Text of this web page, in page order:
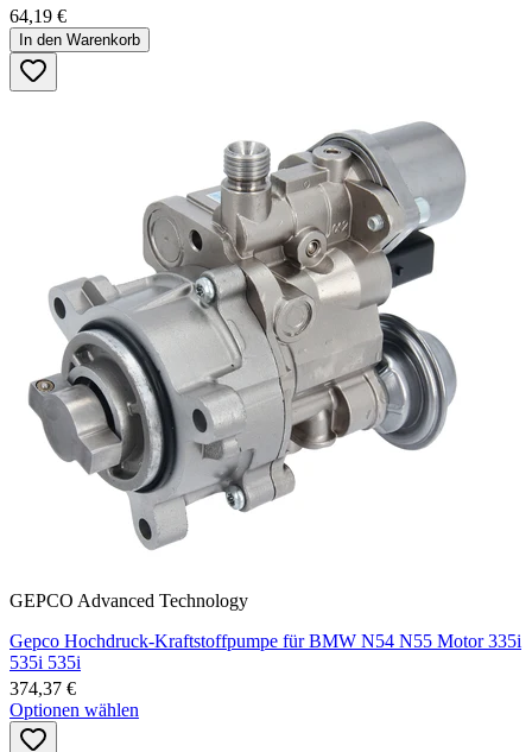
64,19 €
In den Warenkorb
GEPCO Advanced Technology
Gepco Hochdruck-Kraftstoffpumpe für BMW N54 N55 Motor 335i
535i 535i
374,37 €
Optionen wählen